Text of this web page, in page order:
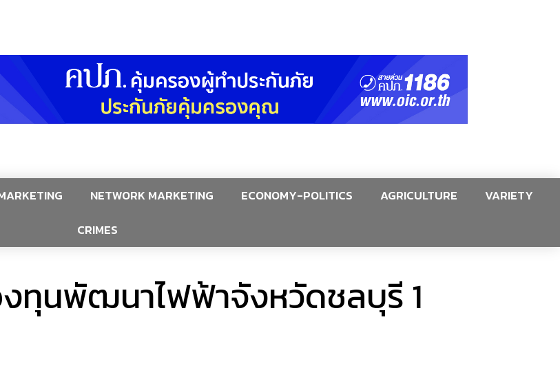
NETWORK MARKETING ECONOMY-POLITICS AGRICULTURE
VARIETY
CRIMES
ทุนพัฒนาไฟฟ้าจังหวัดชลบุรี 1